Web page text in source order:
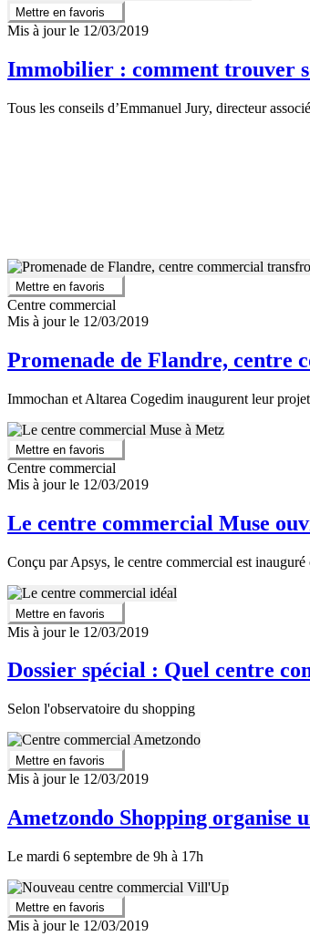
Mettre en favoris
Mis à jour le 12/03/2019
Immobilier : comment trouver
Tous les conseils d’Emmanuel Jury, directeur
Mettre en favoris
Centre commercial
Mis à jour le 12/03/2019
Promenade de Flandre, centre
Immochan et Altarea Cogedim inaugurent leur
Mettre en favoris
Centre commercial
Mis à jour le 12/03/2019
Le centre commercial Muse
Conçu par Apsys, le centre commercial est
Mettre en favoris
Mis à jour le 12/03/2019
Dossier spécial : Quel centre
Selon l'observatoire du shopping
Mettre en favoris
Mis à jour le 12/03/2019
Ametzondo Shopping organise
Le mardi 6 septembre de 9h à 17h
Mettre en favoris
Mis à jour le 12/03/2019